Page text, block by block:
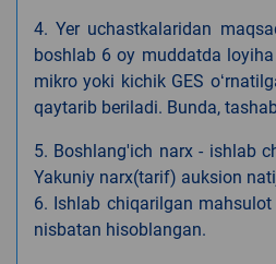
4. Yer uchastkalaridan
boshlab 6 oy muddatda
mikro yoki kichik GES
qaytarib beriladi. Bunda,
5. Boshlang'ich narx - ishlab
Yakuniy narx(tarif) auksion
6. Ishlab chiqarilgan
nisbatan hisoblangan.